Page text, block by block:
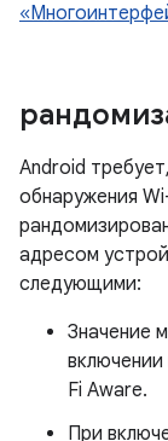
Android
обнаружения
адресом
следующими:
Значение
Fi Aware.
При